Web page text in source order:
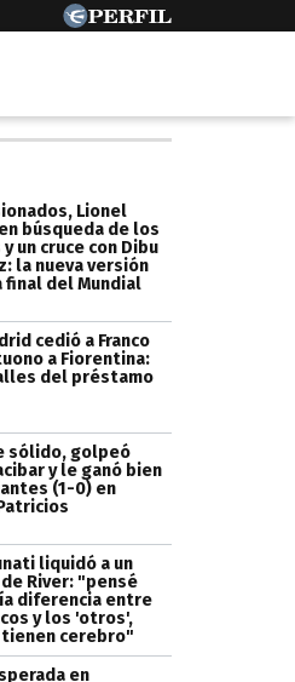
Lionel
búsqueda de los
un cruce con Dibu
la nueva versión
final del Mundial
cedió a Franco
a Fiorentina:
del préstamo
sólido, golpeó
y le ganó bien
(1-0) en
liquidó a un
River: "pensé
diferencia entre
y los 'otros',
cerebro"
en